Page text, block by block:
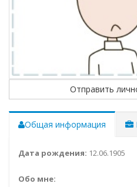
Отправить
Общая информация
Дата рождения: 12.06.1905
Обо мне: